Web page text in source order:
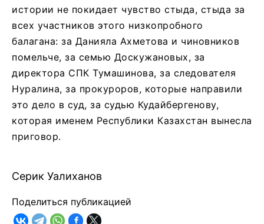
истории не покидает чувство стыда, стыда за
всех участников этого низкопробного
балагана: за Данияла Ахметова и чиновников
помельче, за семью Доскужановых, за
директора СПК Тумашинова, за следователя
Нуралина, за прокуроров, которые направили
это дело в суд, за судью Кудайбергенову,
которая именем Республики Казахстан вынесла
приговор.
Серик Уалиханов
Поделиться публикацией